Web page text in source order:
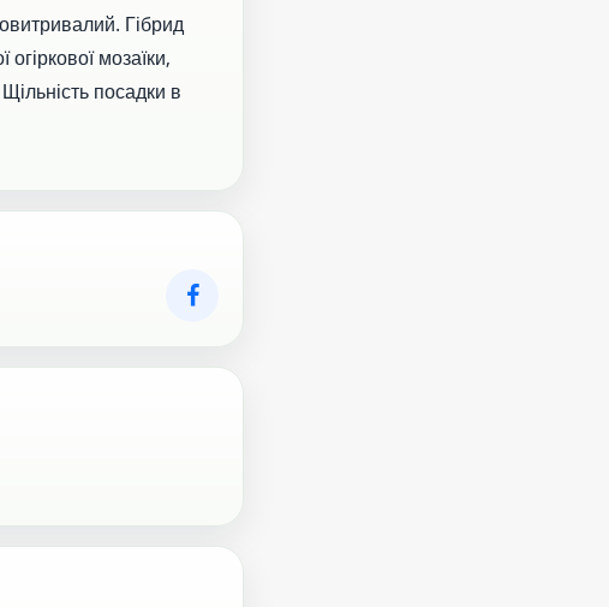
Гібрид
мозаїки,
посадки в